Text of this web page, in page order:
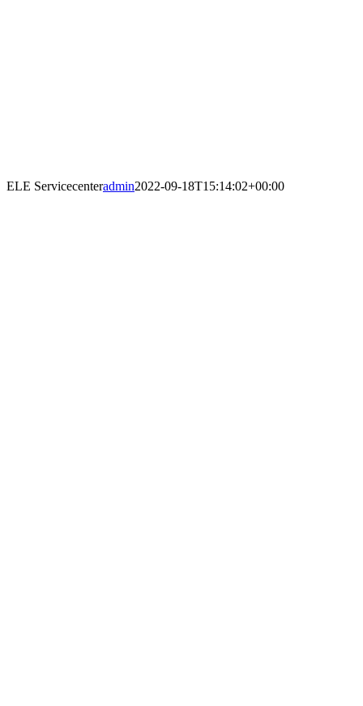
ELE Servicecenteradmin2022-09-18T15:14:02+00:00